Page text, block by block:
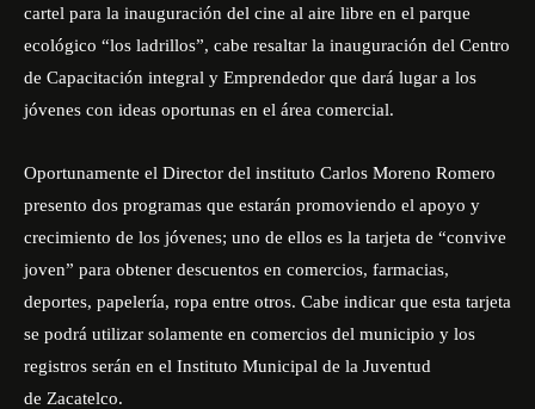
cartel para la inauguración del cine al aire libre en el parque
ecológico “los ladrillos”, cabe resaltar la inauguración del Centro
de Capacitación integral y Emprendedor que dará lugar a los
jóvenes con ideas oportunas en el área comercial.
Oportunamente el Director del instituto Carlos Moreno Romero
presento dos programas que estarán promoviendo el apoyo y
crecimiento de los jóvenes; uno de ellos es la tarjeta de “convive
joven” para obtener descuentos en comercios, farmacias,
deportes, papelería, ropa entre otros. Cabe indicar que esta tarjeta
se podrá utilizar solamente en comercios del municipio y los
registros serán en el Instituto Municipal de la Juventud
de Zacatelco.